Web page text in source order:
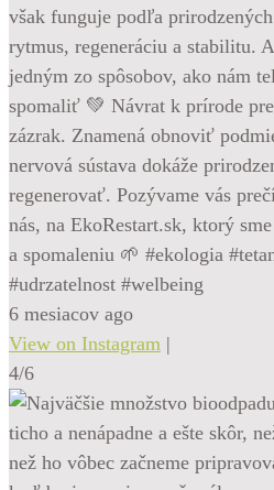
však funguje podľa
rytmus, regeneráciu a stabilitu.
jedným zo spôsobov, ako nám
spomaliť 💚 Návrat k prírode
zázrak. Znamená obnoviť
nervová sústava dokáže
regenerovať. Pozývame vás
nás, na EkoRestart.sk, ktorý
a spomaleniu 🌱 #ekologia
#udrzatelnost #welbeing
6 mesiacov ago
View on Instagram |
4/6